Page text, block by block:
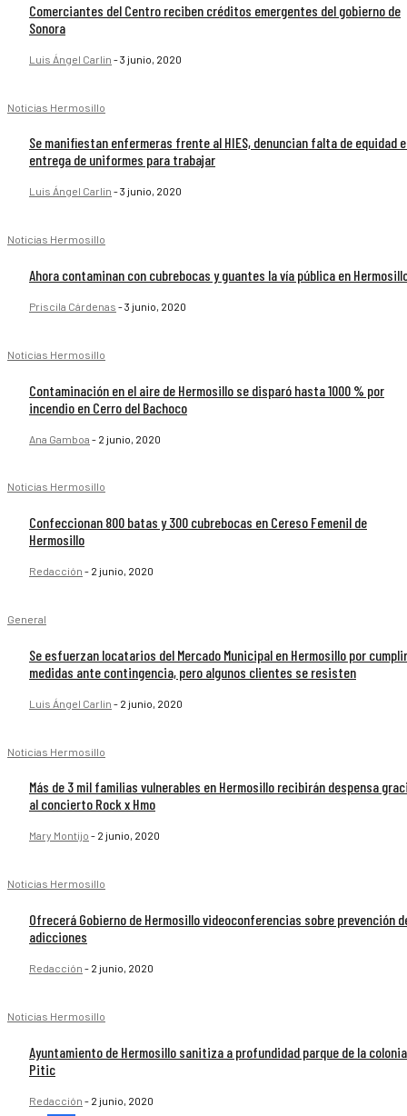
Comerciantes del Centro reciben créditos emergentes del gobierno de
Sonora
Luis Ángel Carlin -3 junio, 2020
Noticias Hermosillo
Se manifiestan enfermeras frente al HIES, denuncian falta de equidad
entrega de uniformes para trabajar
Luis Ángel Carlin -3 junio, 2020
Noticias Hermosillo
Ahora contaminan con cubrebocas y guantes la vía pública en
Priscila Cárdenas -3 junio, 2020
Noticias Hermosillo
Contaminación en el aire de Hermosillo se disparó hasta 1000 % por
incendio en Cerro del Bachoco
Ana Gamboa - 2 junio, 2020
Noticias Hermosillo
Confeccionan 800 batas y 300 cubrebocas en Cereso Femenil de
Hermosillo
Redacción - 2 junio, 2020
General
Se esfuerzan locatarios del Mercado Municipal en Hermosillo por cumplir
medidas ante contingencia, pero algunos clientes se resisten
Luis Ángel Carlin - 2 junio, 2020
Noticias Hermosillo
Más de 3 mil familias vulnerables en Hermosillo recibirán despensa
al concierto Rock x Hmo
Mary Montijo - 2 junio, 2020
Noticias Hermosillo
Ofrecerá Gobierno de Hermosillo videoconferencias sobre prevención
adicciones
Redacción - 2 junio, 2020
Noticias Hermosillo
Ayuntamiento de Hermosillo sanitiza a profundidad parque de la colonia
Pitic
Redacción - 2 junio, 2020